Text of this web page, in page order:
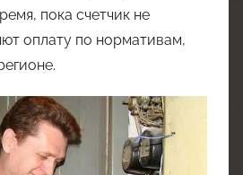
пока счетчик не
оплату по нормативам,